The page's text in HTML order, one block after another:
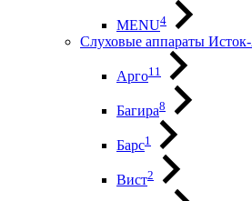
MENU4
Слуховые аппараты
Арго11
Багира8
Барс1
Вист2